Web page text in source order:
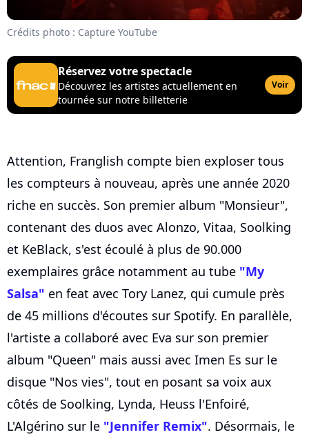
Crédits photo : Capture YouTube
Réservez votre spectacle
Découvrez les artistes actuellement en
tournée sur notre billetterie
Voir
Attention, Franglish compte bien exploser tous
les compteurs à nouveau, après une année 2020
riche en succès. Son premier album "Monsieur",
contenant des duos avec Alonzo, Vitaa, Soolking
et KeBlack, s'est écoulé à plus de 90.000
exemplaires grâce notamment au tube "My
Salsa" en feat avec Tory Lanez, qui cumule près
de 45 millions d'écoutes sur Spotify. En parallèle,
l'artiste a collaboré avec Eva sur son premier
album "Queen" mais aussi avec Imen Es sur le
disque "Nos vies", tout en posant sa voix aux
côtés de Soolking, Lynda, Heuss l'Enfoiré,
L'Algérino sur le "Jennifer Remix". Désormais, le